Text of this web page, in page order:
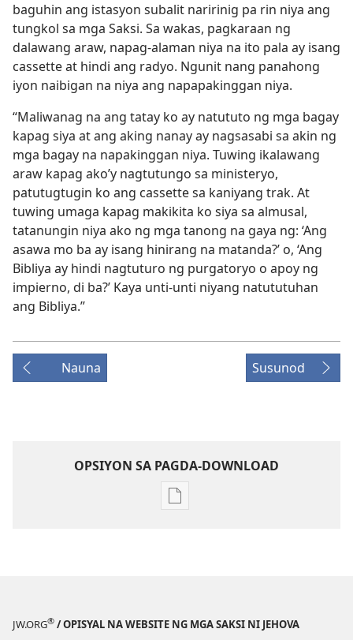
baguhin ang istasyon subalit naririnig pa rin niya ang
tungkol sa mga Saksi. Sa wakas, pagkaraan ng
dalawang araw, napag-alaman niya na ito pala ay isang
cassette at hindi ang radyo. Ngunit nang panahong
iyon naibigan na niya ang napapakinggan niya.
“Maliwanag na ang tatay ko ay natututo ng mga bagay
kapag siya at ang aking nanay ay nagsasabi sa akin ng
mga bagay na napakinggan niya. Tuwing ikalawang
araw kapag ako’y nagtutungo sa ministeryo,
patutugtugin ko ang cassette sa kaniyang trak. At
tuwing umaga kapag makikita ko siya sa almusal,
tatanungin niya ako ng mga tanong na gaya ng: ‘Ang
asawa mo ba ay isang hinirang na matanda?’ o, ‘Ang
Bibliya ay hindi nagtuturo ng purgatoryo o apoy ng
impierno, di ba?’ Kaya unti-unti niyang natututuhan
ang Bibliya.”
Nauna Susunod
OPSIYON SA PAGDA-DOWNLOAD
Opsiyon
MAGASIN
JW.ORG® / OPISYAL NA WEBSITE NG MGA SAKSI NI JEHOVA